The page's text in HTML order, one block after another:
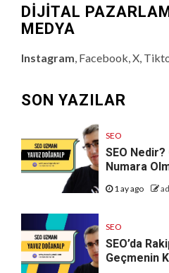
DİJİTAL
MEDYA
Instagram , Facebook, X,
SON YAZILAR
SEO
SEO Nedir?
Numara
1 ay ago
SEO
SEO’da
Geçmenin